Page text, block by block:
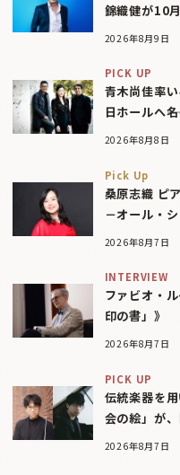
錦織健が10
2026年8月9日
PICK UP
青木尚佳率
日ホールへ
2026年8月8日
Pick Up
桑原志織 ピ
－オール・
2026年8月7日
INTERVIEW
ファビオ・
印の書」》
2026年8月7日
PICK UP
伝統楽器を
会の絵」が
2026年8月7日